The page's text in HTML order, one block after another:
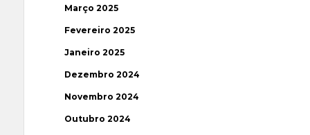
Março 2025
Fevereiro 2025
Janeiro 2025
Dezembro 2024
Novembro 2024
Outubro 2024